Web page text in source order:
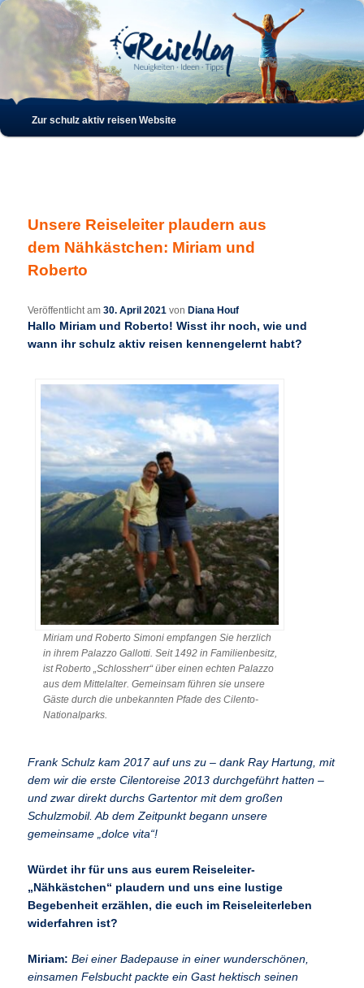
Hauptmenü
Zum
Zum
wechseln
Zur schulz aktiv reisen Website
Unsere Reiseleiter plaudern aus
dem Nähkästchen: Miriam und
Roberto
Veröffentlicht am30. April 2021 vonDiana Houf
Hallo Miriam und Roberto! Wisst ihr noch, wie und
wann ihr schulz aktiv reisen kennengelernt habt?
Miriam und Roberto Simoni empfangen Sie herzlich
in ihrem Palazzo Gallotti. Seit 1492 in Familienbesitz,
ist Roberto „Schlossherr“ über einen echten Palazzo
aus dem Mittelalter. Gemeinsam führen sie unsere
Gäste durch die unbekannten Pfade des Cilento-
Nationalparks.
Frank Schulz kam 2017 auf uns zu – dank Ray Hartung, mit
dem wir die erste Cilentoreise 2013 durchgeführt hatten –
und zwar direkt durchs Gartentor mit dem großen
Schulzmobil. Ab dem Zeitpunkt begann unsere
gemeinsame „dolce vita“!
Würdet ihr für uns aus eurem Reiseleiter-
„Nähkästchen“ plaudern und uns eine lustige
Begebenheit erzählen, die euch im Reiseleiterleben
widerfahren ist?
Miriam: Bei einer Badepause in einer wunderschönen,
einsamen Felsbucht packte ein Gast hektisch seinen